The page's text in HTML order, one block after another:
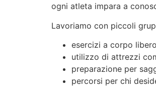
ogni atleta impara a
Lavoriamo con piccoli
esercizi a corpo libero
utilizzo di attrezzi
preparazione per
percorsi per chi